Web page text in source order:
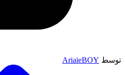
توسطAriaieBOY